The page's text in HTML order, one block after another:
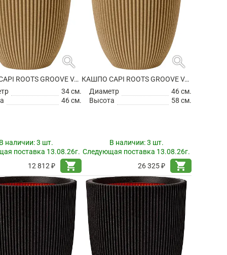
search
КАШПО CAPI ROOTS GROOVE VASE ELEGANT LOW BEIGE
34 см.
46 см.
наличии:3 шт.
поставка 13.08.26г.
12 812 ₽
shopping_cart
search
КАШПО CAPI ROOTS GROOVE VASE ELEGANT LOW BEIGE
Диаметр
46 см.
Высота
58 см.
В наличии:3 шт.
Следующая поставка 13.08.26г.
26 325 ₽
shopping_cart